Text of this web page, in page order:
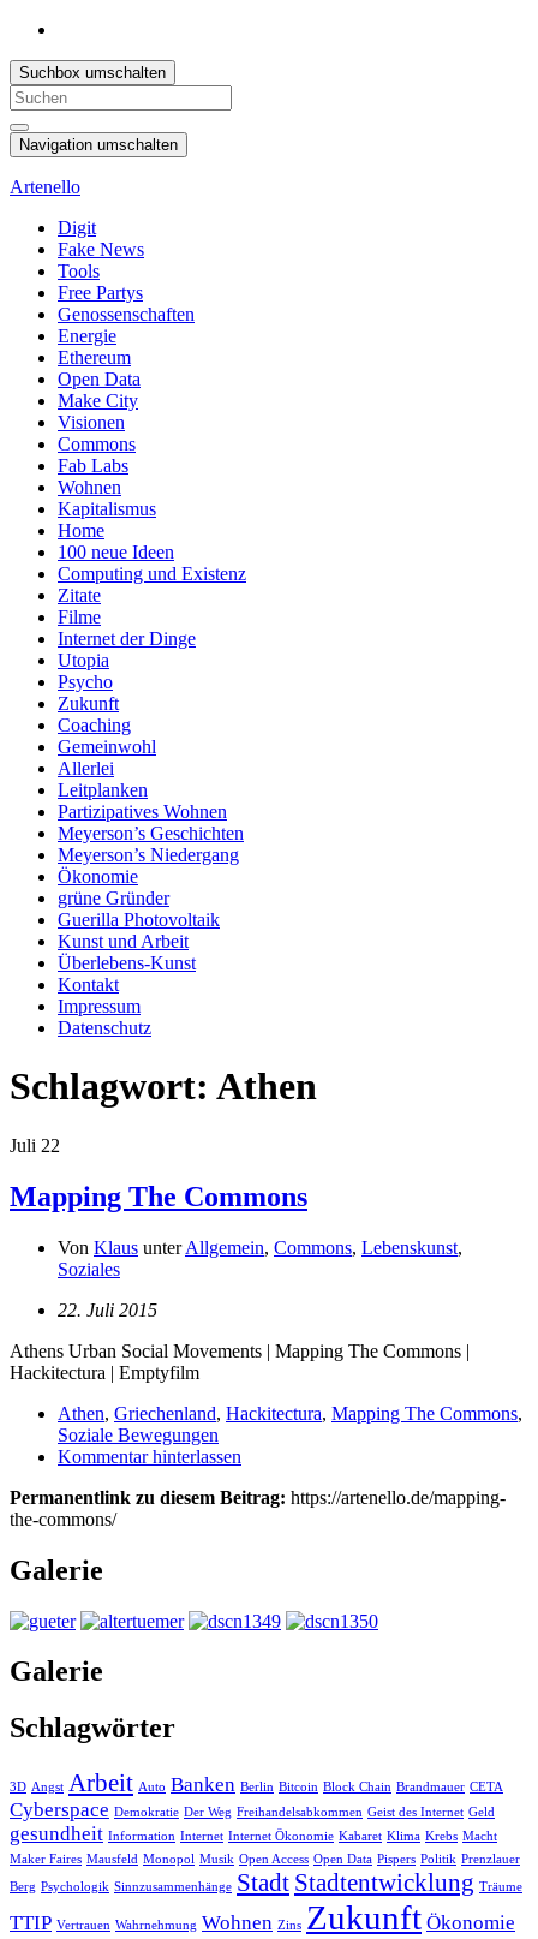
Suchbox umschalten
Search
for:
Navigation umschalten
Artenello
Digit
Fake News
Tools
Free Partys
Genossenschaften
Energie
Ethereum
Open Data
Make City
Visionen
Commons
Fab Labs
Wohnen
Kapitalismus
Home
100 neue Ideen
Computing und Existenz
Zitate
Filme
Internet der Dinge
Utopia
Psycho
Zukunft
Coaching
Gemeinwohl
Allerlei
Leitplanken
Partizipatives Wohnen
Meyerson’s Geschichten
Meyerson’s Niedergang
Ökonomie
grüne Gründer
Guerilla Photovoltaik
Kunst und Arbeit
Überlebens-Kunst
Kontakt
Impressum
Datenschutz
Schlagwort: Athen
Juli 22
Mapping The Commons
Von Klaus unterAllgemein, Commons, Lebenskunst,
Soziales
22. Juli 2015
Athens Urban Social Movements | Mapping The Commons |
Hackitectura | Emptyfilm
Athen, Griechenland, Hackitectura, Mapping The Commons,
Soziale Bewegungen
Kommentar hinterlassen
Permanentlink zu diesem Beitrag: https://artenello.de/mapping-
the-commons/
Galerie
Galerie
Schlagwörter
3D Angst Arbeit Auto Banken Berlin Bitcoin Block Chain Brandmauer CETA
Cyberspace Demokratie Der Weg Freihandelsabkommen Geist des Internet Geld
gesundheit Information Internet Internet Ökonomie Kabaret Klima Krebs Macht
Maker Faires Mausfeld Monopol Musik Open Access Open Data Pispers Politik Prenzlauer
Berg Psychologik Sinnzusammenhänge Stadt Stadtentwicklung Träume
TTIP Vertrauen Wahrnehmung Wohnen Zins Zukunft Ökonomie